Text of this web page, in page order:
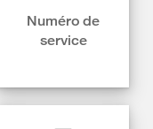
Numéro de
service